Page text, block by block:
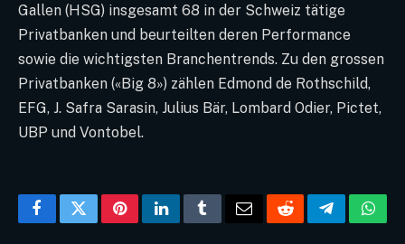
Gallen (HSG) insgesamt 68 in der Schweiz tätige
Privatbanken und beurteilten deren Performance
sowie die wichtigsten Branchentrends. Zu den grossen
Privatbanken («Big 8») zählen Edmond de Rothschild,
EFG, J. Safra Sarasin, Julius Bär, Lombard Odier, Pictet,
UBP und Vontobel.
FacebookTwitterPinterestLinkedInTumblrEmailRedditTelegram